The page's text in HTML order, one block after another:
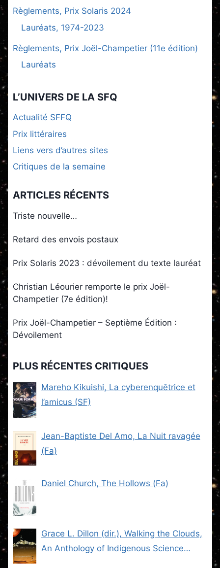
Règlements, Prix Solaris 2024
Lauréats, 1974-2023
Règlements, Prix Joël-Champetier (11e édition)
Lauréats
L’UNIVERS DE LA SFQ
Actualité SFFQ
Prix littéraires
Liens vers d’autres sites
Critiques de la semaine
ARTICLES RÉCENTS
Triste nouvelle…
Retard des envois postaux
Prix Solaris 2023 : dévoilement du texte lauréat
Christian Léourier remporte le prix Joël-
Champetier (7e édition)!
Prix Joël-Champetier – Septième Édition :
Dévoilement
PLUS RÉCENTES CRITIQUES
Mareho Kikuishi, La cyberenquêtrice et
l’amicus (SF)
Jean-Baptiste Del Amo, La Nuit ravagée
(Fa)
Daniel Church, The Hollows (Fa)
Grace L. Dillon (dir.), Walking the Clouds,
An Anthology of Indigenous Science